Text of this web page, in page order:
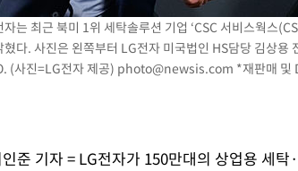
란' 축구협회 "실망과 걱정 안겨드려 죄송"
동해안 최대 150㎜ 비
감…S&P 0.6% 나스닥 1.3%↑
는 최근 북미 1위 세탁솔루션 기업 ‘CSC 서비스웍스
다. 사진은 왼쪽부터 LG전자 미국법인 HS담당 김상
(사진=LG전자 제공) photo@newsis.com *재판매 및
준 기자 = LG전자가 150만대의 상업용 세